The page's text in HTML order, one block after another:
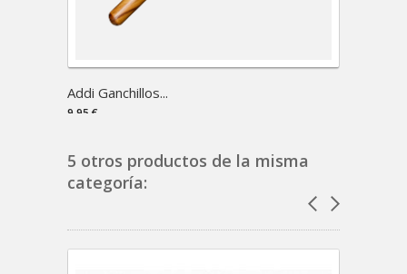
Addi Ganchillos...
9,95 €
5 otros productos de la misma
categoría: